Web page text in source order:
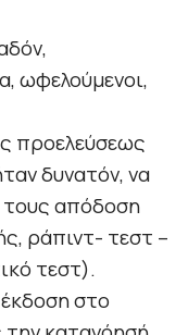
ωφελούμενοι,
προελεύσεως
δυνατόν, να
τους απόδοση
ράπιντ- τεστ –
τεστ).
στο